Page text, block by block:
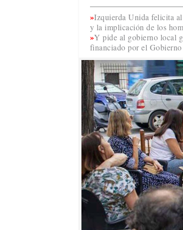
Izquierda Unida felicita
y la implicación de los
Y pide al gobierno local
financiado por el